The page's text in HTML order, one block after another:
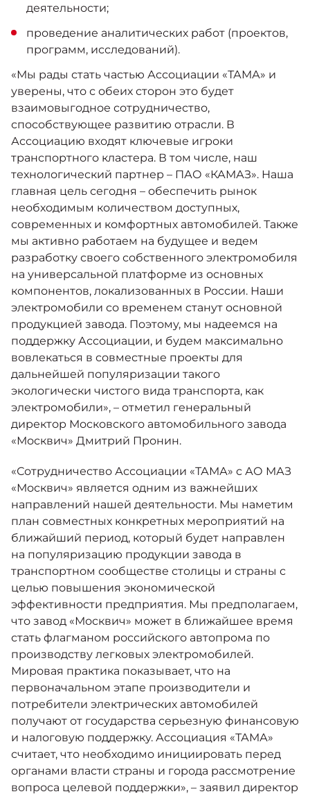
деятельности;
проведение аналитических работ (проектов,
программ, исследований).
«Мы рады стать частью Ассоциации «ТАМА» и
уверены, что с обеих сторон это будет
взаимовыгодное сотрудничество,
способствующее развитию отрасли. В
Ассоциацию входят ключевые игроки
транспортного кластера. В том числе, наш
технологический партнер – ПАО «КАМАЗ». Наша
главная цель сегодня – обеспечить рынок
необходимым количеством доступных,
современных и комфортных автомобилей. Также
мы активно работаем на будущее и ведем
разработку своего собственного электромобиля
на универсальной платформе из основных
компонентов, локализованных в России. Наши
электромобили со временем станут основной
продукцией завода. Поэтому, мы надеемся на
поддержку Ассоциации, и будем максимально
вовлекаться в совместные проекты для
дальнейшей популяризации такого
экологически чистого вида транспорта, как
электромобили», – отметил генеральный
директор Московского автомобильного завода
«Москвич» Дмитрий Пронин.
«Сотрудничество Ассоциации «ТАМА» с АО МАЗ
«Москвич» является одним из важнейших
направлений нашей деятельности. Мы наметим
план совместных конкретных мероприятий на
ближайший период, который будет направлен
на популяризацию продукции завода в
транспортном сообществе столицы и страны с
целью повышения экономической
эффективности предприятия. Мы предполагаем,
что завод «Москвич» может в ближайшее время
стать флагманом российского автопрома по
производству легковых электромобилей.
Мировая практика показывает, что на
первоначальном этапе производители и
потребители электрических автомобилей
получают от государства серьезную финансовую
и налоговую поддержку. Ассоциация «ТАМА»
считает, что необходимо инициировать перед
органами власти страны и города рассмотрение
вопроса целевой поддержки», – заявил директор